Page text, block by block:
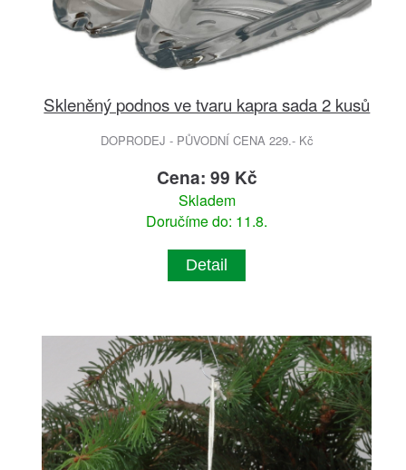
Skleněný podnos ve tvaru kapra sada 2 kusů
DOPRODEJ - PŮVODNÍ CENA 229.- Kč
Cena: 99 Kč
Skladem
Doručíme do: 11.8.
Detail